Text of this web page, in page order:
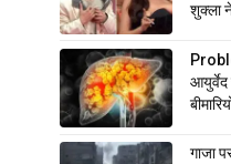
शुक्ला
आयुर्वेद
गाजा